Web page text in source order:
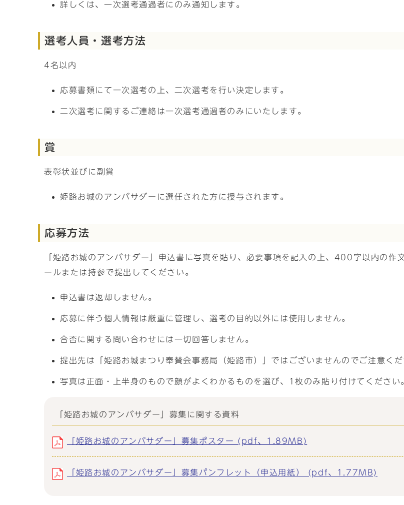
詳しくは、一次選考通過者にのみ通知します。
選考人員・選考方法
4名以内
応募書類にて一次選考の上、二次選考を行い決定します。
二次選考に関するご連絡は一次選考通過者のみにいたします。
賞
表彰状並びに副賞
姫路お城のアンバサダーに選任された方に授与されます。
応募方法
「姫路お城のアンバサダー」申込書に写真を貼り、必要事項を記入の上、400字以内の作
ールまたは持参で提出してください。
申込書は返却しません。
応募に伴う個人情報は厳重に管理し、選考の目的以外には使用しません。
合否に関する問い合わせには一切回答しません。
提出先は「姫路お城まつり奉賛会事務局（姫路市）」ではございませんのでご注意くだ
写真は正面・上半身のもので顔がよくわかるものを選び、1枚のみ貼り付けてください
「姫路お城のアンバサダー」募集に関する資料
「姫路お城のアンバサダー」募集ポスター (pdf、1.89MB)
「姫路お城のアンバサダー」募集パンフレット（申込用紙） (pdf、1.77MB)